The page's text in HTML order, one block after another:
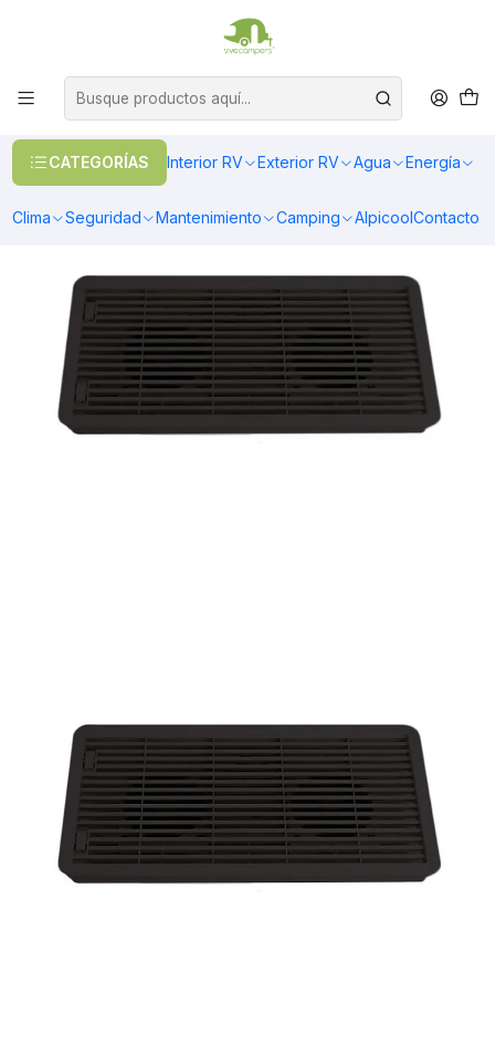
CATEGORÍAS Interior RV Exterior RV Agua Energía
Clima Seguridad Mantenimiento Camping AlpicoolContacto
OFERTAS EN CALEFACCIÓN DIESEL
Ventilación para refrigerador color negro